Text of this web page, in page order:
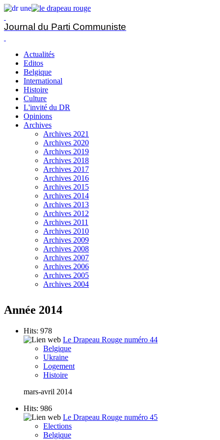
Journal du Parti Communiste
Actualités
Editos
Belgique
International
Histoire
Culture
L'invité du DR
Opinions
Archives
Archives 2021
Archives 2020
Archives 2019
Archives 2018
Archives 2017
Archives 2016
Archives 2015
Archives 2014
Archives 2013
Archives 2012
Archives 2011
Archives 2010
Archives 2009
Archives 2008
Archives 2007
Archives 2006
Archives 2005
Archives 2004
Année 2014
Hits: 978
Le Drapeau Rouge numéro 44
Belgique
Ukraine
Logement
Histoire
mars-avril 2014
Hits: 986
Le Drapeau Rouge numéro 45
Elections
Belgique